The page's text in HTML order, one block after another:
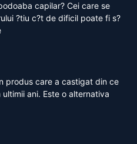
capilar? Cei care se
?tiu c?t de dificil poate fi s?
produs care a castigat din ce
ani. Este o alternativa